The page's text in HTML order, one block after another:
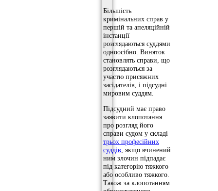
Більшість
кримінальних справ у
першій та апеляційній
інстанції
розглядаються суддями
одноосібно. Виняток
становлять справи, що
розглядаються за
участю присяжних
засідателів, і підсудні
мировим суддям.
Підсудний має право
заявити клопотання
про розгляд його
справи судом у складі
трьох професійних
суддів , якщо вчинений
ним злочин підпадає
під категорію тяжкого
або особливо тяжкого.
Також за клопотанням